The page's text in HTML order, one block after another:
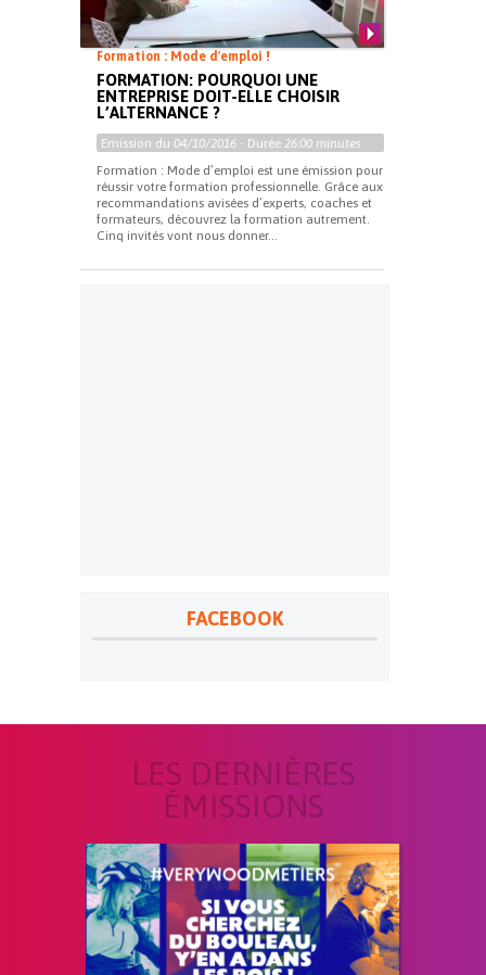
Formation : Mode d'emploi !
FORMATION: POURQUOI UNE
ENTREPRISE DOIT-ELLE CHOISIR
L’ALTERNANCE ?
Emission du 04/10/2016 - Durée 26:00 minutes
Formation : Mode d’emploi est une émission pour
réussir votre formation professionnelle. Grâce aux
recommandations avisées d’experts, coaches et
formateurs, découvrez la formation autrement.
Cinq invités vont nous donner...
FACEBOOK
LES DERNIÈRES
ÉMISSIONS